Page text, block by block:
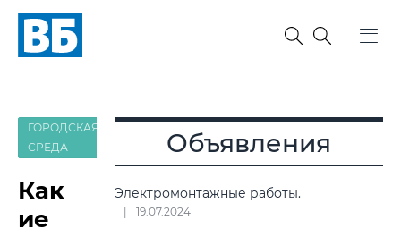
ГОРОДСКАЯ
СРЕДА
Как
ие
Объявления
Электромонтажные работы.
19.07.2024